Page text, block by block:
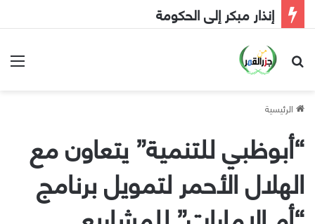
إنذار مبكر إلى الحكومة
بحث عن
الرئيسية
“أبوظبي للتنمية” يتعاون مع
الهلال الأحمر لتمويل برنامج